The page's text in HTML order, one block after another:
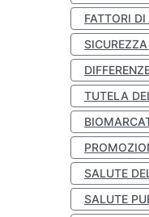
FATTORI DI
TUTELA
SALUTE
SALUTE